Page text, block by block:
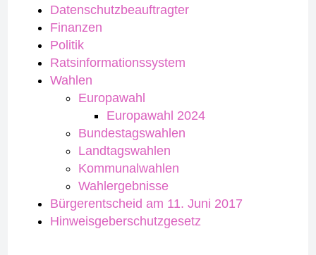
Datenschutzbeauftragter
Finanzen
Politik
Ratsinformationssystem
Wahlen
Europawahl
Europawahl 2024
Bundestagswahlen
Landtagswahlen
Kommunalwahlen
Wahlergebnisse
Bürgerentscheid am 11. Juni 2017
Hinweisgeberschutzgesetz